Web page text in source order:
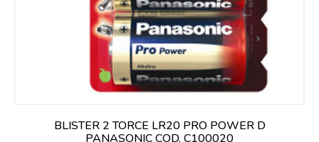
BLISTER 2 TORCE LR20 PRO POWER D
PANASONIC COD. C100020